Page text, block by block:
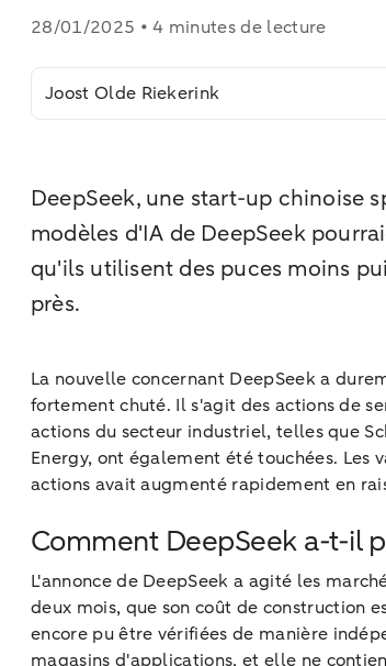
28/01/2025 • 4 minutes de lecture
Joost Olde Riekerink
DeepSeek, une start-up chinoise
modèles d'IA de DeepSeek
qu'ils utilisent des puces moins
près.
La nouvelle concernant DeepSeek a
fortement chuté. Il s'agit des actions de
actions du secteur industriel, telles que
Energy, ont également été touchées.
actions avait augmenté rapidement en
Comment DeepSeek a-t-il
L'annonce de DeepSeek a agité les
deux mois, que son coût de construction
encore pu être vérifiées de manière
magasins d'applications, et elle ne